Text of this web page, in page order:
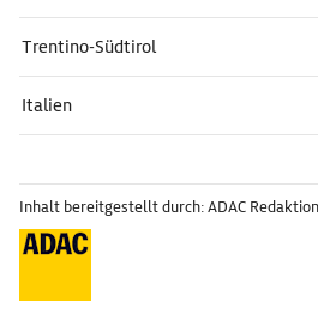
Trentino-Südtirol
Italien
Inhalt bereitgestellt durch: ADAC Redaktion